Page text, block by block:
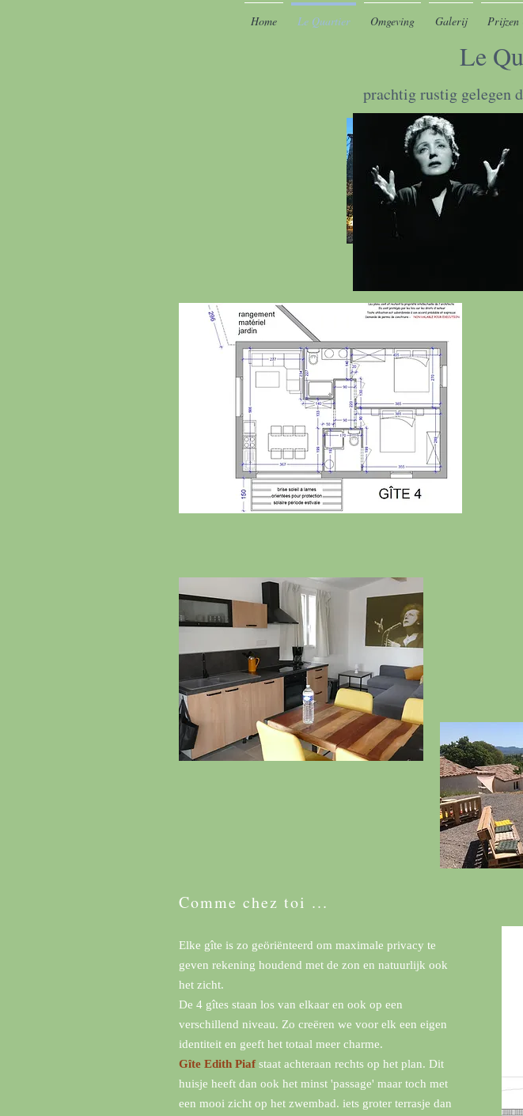
Home Le Quartier Omgeving Galerij Prijzen
Le
prachtig rustig gelegen
Comme chez toi ...
Elke gîte is zo geöriënteerd om maximale privacy te
geven rekening houdend met de zon en natuurlijk ook
het zicht.
De 4 gîtes staan los van elkaar en ook op een
verschillend niveau. Zo creëren we voor elk een eigen
identiteit en geeft het totaal meer charme.
Gîte Edith Piaf staat achteraan rechts op het plan. Dit
huisje heeft dan ook het minst 'passage' maar toch met
een mooi zicht op het zwembad. iets groter terrasje dan